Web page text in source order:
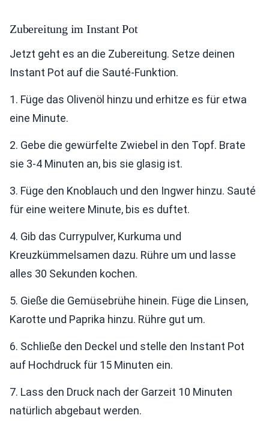
Zubereitung im Instant Pot
Jetzt geht es an die Zubereitung. Setze deinen
Instant Pot auf die Sauté-Funktion.
1. Füge das Olivenöl hinzu und erhitze es für etwa
eine Minute.
2. Gebe die gewürfelte Zwiebel in den Topf. Brate
sie 3-4 Minuten an, bis sie glasig ist.
3. Füge den Knoblauch und den Ingwer hinzu. Sauté
für eine weitere Minute, bis es duftet.
4. Gib das Currypulver, Kurkuma und
Kreuzkümmelsamen dazu. Rühre um und lasse
alles 30 Sekunden kochen.
5. Gieße die Gemüsebrühe hinein. Füge die Linsen,
Karotte und Paprika hinzu. Rühre gut um.
6. Schließe den Deckel und stelle den Instant Pot
auf Hochdruck für 15 Minuten ein.
7. Lass den Druck nach der Garzeit 10 Minuten
natürlich abgebaut werden.